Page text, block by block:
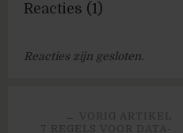
Reacties (1)
Reacties zijn gesloten.
← VORIG ARTIKEL
7 REGELS VOOR DATA-